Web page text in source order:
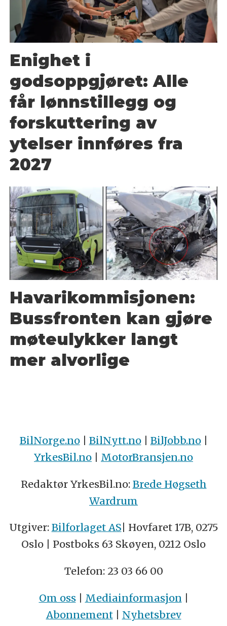
Enighet i
godsoppgjøret: Alle
får lønnstillegg og
forskuttering av
ytelser innføres fra
2027
Havarikommisjonen:
Bussfronten kan gjøre
møteulykker langt
mer alvorlige
BilNorge.no| BilNytt.no| BilJobb.no|
YrkesBil.no | MotorBransjen.no
Redaktør YrkesBil.no: Brede Høgseth
Wardrum
Utgiver: Bilforlaget AS | Hovfaret 17B, 0275
Oslo | Postboks 63 Skøyen, 0212 Oslo
Telefon: 23 03 66 00
Om oss| Mediainformasjon
Abonnement| Nyhetsbrev